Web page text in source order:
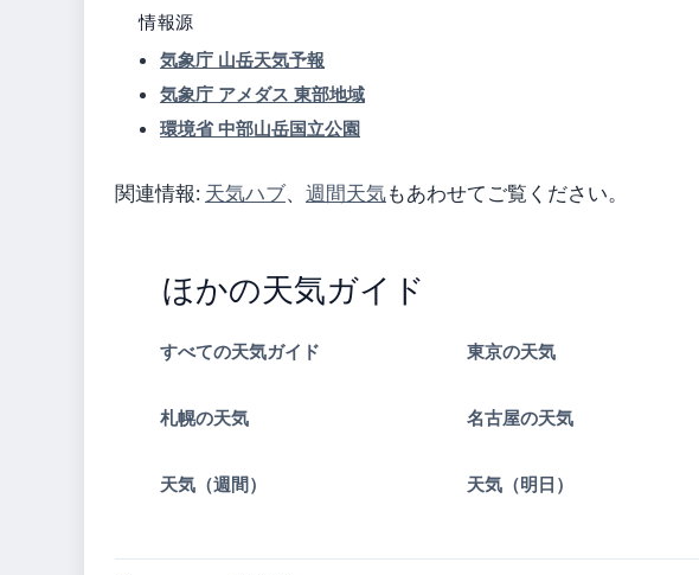
情報源
気象庁 山岳天気予報
気象庁 アメダス 東部地域
環境省 中部山岳国立公園
関連情報: 天気ハブ、 週間天気もあわせてご覧ください。
ほかの天気ガイド
すべての天気ガイド 東京の天気
札幌の天気 名古屋の天気
天気（週間） 天気（明日）